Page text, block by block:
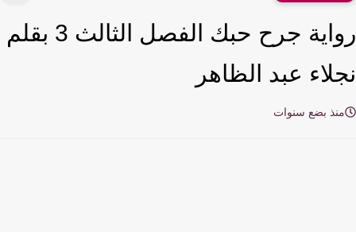
رواية جرح حبك الفصل الثالث 3 بقلم
عبد الظاهر
بضع سنوات